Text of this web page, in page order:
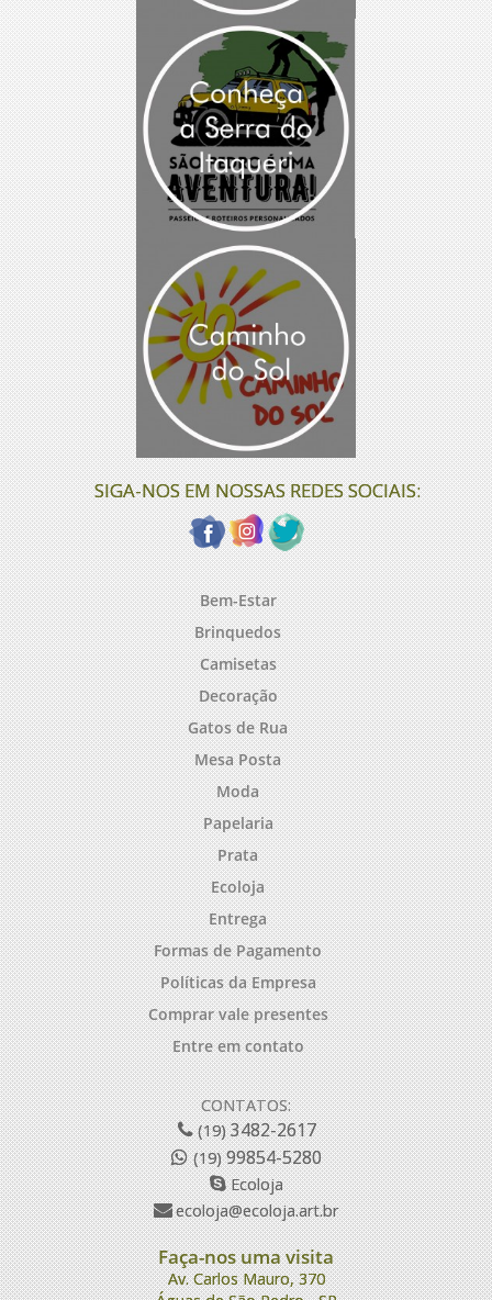
SIGA-NOS EM NOSSAS REDES SOCIAIS:
Bem-Estar
Brinquedos
Camisetas
Decoração
Gatos de Rua
Mesa Posta
Moda
Papelaria
Prata
Ecoloja
Entrega
Formas de Pagamento
Políticas da Empresa
Comprar vale presentes
Entre em contato
CONTATOS:
(19)3482-2617
(19)99854-5280
Ecoloja
ecoloja@ecoloja.art.br
Faça-nos uma visita
Av. Carlos Mauro, 370